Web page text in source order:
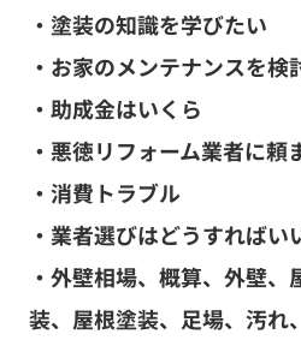
・塗装の知識を学びたい
・お家のメンテナンスを検
・助成金はいくら
・悪徳リフォーム業者に頼
・消費トラブル
・業者選びはどうすればい
・外壁相場、概算、外壁
装、屋根塗装、足場、汚れ